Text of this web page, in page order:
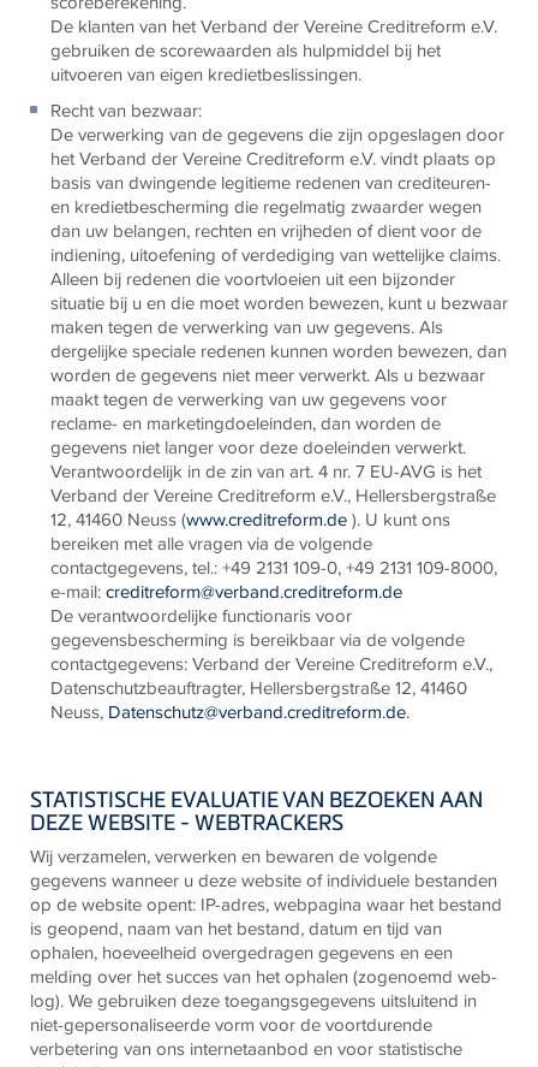
De klanten van het Verband der Vereine Creditreform e.V.
gebruiken de scorewaarden als hulpmiddel bij het
uitvoeren van eigen kredietbeslissingen.
Recht van bezwaar:
De verwerking van de gegevens die zijn opgeslagen door
het Verband der Vereine Creditreform e.V. vindt plaats op
basis van dwingende legitieme redenen van crediteuren-
en kredietbescherming die regelmatig zwaarder wegen
dan uw belangen, rechten en vrijheden of dient voor de
indiening, uitoefening of verdediging van wettelijke claims.
Alleen bij redenen die voortvloeien uit een bijzonder
situatie bij u en die moet worden bewezen, kunt u bezwaar
maken tegen de verwerking van uw gegevens. Als
dergelijke speciale redenen kunnen worden bewezen, dan
worden de gegevens niet meer verwerkt. Als u bezwaar
maakt tegen de verwerking van uw gegevens voor
reclame- en marketingdoeleinden, dan worden de
gegevens niet langer voor deze doeleinden verwerkt.
Verantwoordelijk in de zin van art. 4 nr. 7 EU-AVG is het
Verband der Vereine Creditreform e.V., Hellersbergstraße
12, 41460 Neuss (www.creditreform.de). U kunt ons
bereiken met alle vragen via de volgende
contactgegevens, tel.: +49 2131 109-0, +49 2131 109-8000,
e-mail:creditreform@verband.creditreform.de
De verantwoordelijke functionaris voor
gegevensbescherming is bereikbaar via de volgende
contactgegevens: Verband der Vereine Creditreform e.V.,
Datenschutzbeauftragter, Hellersbergstraße 12, 41460
Neuss, Datenschutz@verband.creditreform.de.
STATISTISCHE EVALUATIE VAN BEZOEKEN AAN
DEZE WEBSITE - WEBTRACKERS
Wij verzamelen, verwerken en bewaren de volgende
gegevens wanneer u deze website of individuele bestanden
op de website opent: IP-adres, webpagina waar het bestand
is geopend, naam van het bestand, datum en tijd van
ophalen, hoeveelheid overgedragen gegevens en een
melding over het succes van het ophalen (zogenoemd web-
log). We gebruiken deze toegangsgegevens uitsluitend in
niet-gepersonaliseerde vorm voor de voortdurende
verbetering van ons internetaanbod en voor statistische